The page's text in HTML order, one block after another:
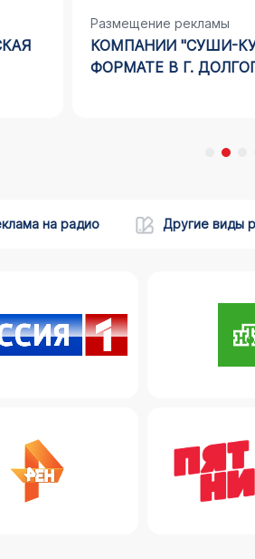
Размещение рекламы
ФИНАНСОВОЙ
КАПИТАЛ" НА СИТИ-
на радио Другие виды